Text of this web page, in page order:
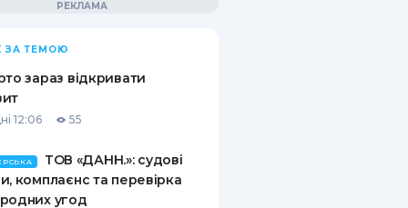
ВІНЬЄТКА
ВІД
ВИПАДКІВ
ПИТАННЯ ТА ВІДПОВІДІ
ПУТІВНИКИ ПО
ЗА ТЕМОЮ
зараз відкривати
12:06 55
ТОВ «ДАНН.»: судові
комплаєнс та перевірка
угод